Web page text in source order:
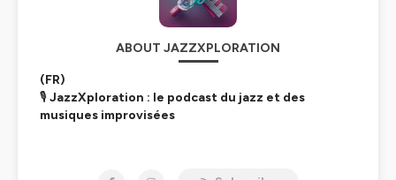
ABOUT JAZZXPLORATION
(FR)
🎙️JazzXploration : le podcast du jazz et des
musiques improvisées